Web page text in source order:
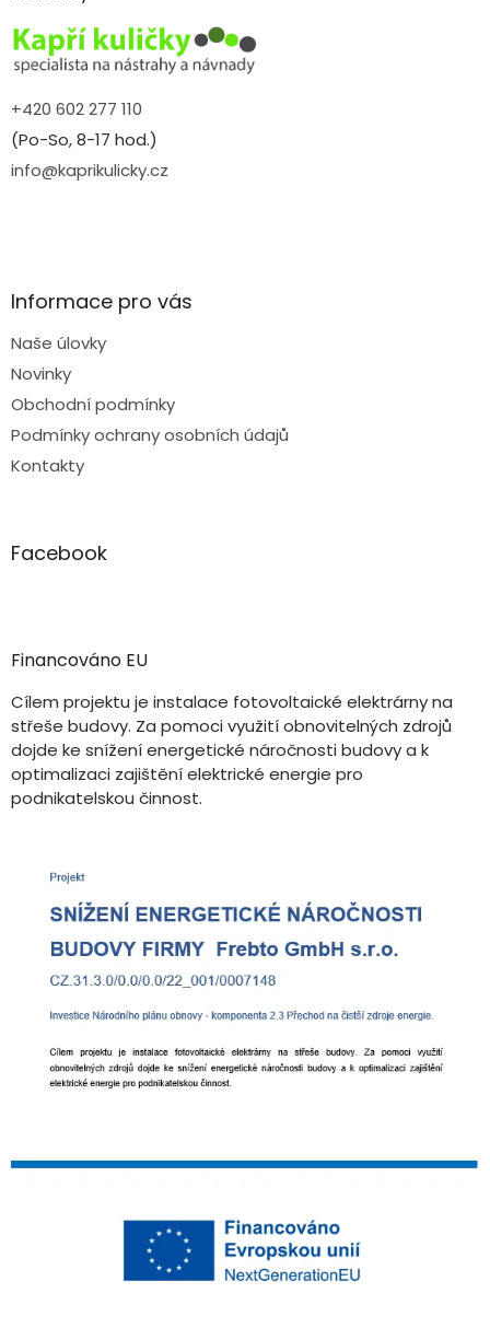
+420 602 277 110
(Po-So, 8-17 hod.)
info@kaprikulicky.cz
Informace pro vás
Naše úlovky
Novinky
Obchodní podmínky
Podmínky ochrany osobních údajů
Kontakty
Facebook
Financováno EU
Cílem projektu je instalace fotovoltaické elektrárny na
střeše budovy. Za pomoci využití obnovitelných zdrojů
dojde ke snížení energetické náročnosti budovy a k
optimalizaci zajištění elektrické energie pro
podnikatelskou činnost.